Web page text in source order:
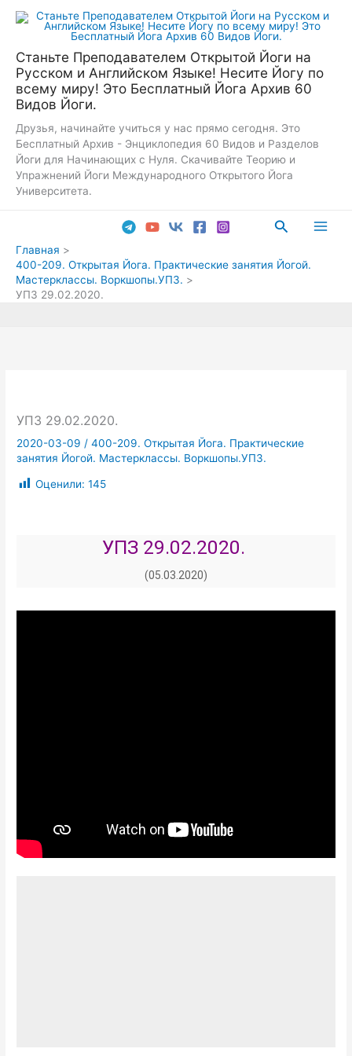
Перейти
Станьте Преподавателем Открытой Йоги на
Русском и Английском Языке! Несите Йогу по
всему миру! Это Бесплатный Йога Архив 60
Видов Йоги.
Друзья, начинайте учиться у нас прямо сегодня. Это
Бесплатный Архив - Энциклопедия 60 Видов и Разделов
Йоги для Начинающих с Нуля. Скачивайте Теорию и
Упражнений Йоги Международного Открытого Йога
Университета.
Поиск
Главная
400-209. Открытая Йога. Практические занятия Йогой.
Мастерклассы. Воркшопы.УПЗ.
УПЗ 29.02.2020.
УПЗ 29.02.2020.
2020-03-09 /400-209. Открытая Йога. Практические
занятия Йогой. Мастерклассы. Воркшопы.УПЗ.
Оценили: 145
УПЗ 29.02.2020.
(05.03.2020)